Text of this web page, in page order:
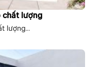
chất lượng
lượng...